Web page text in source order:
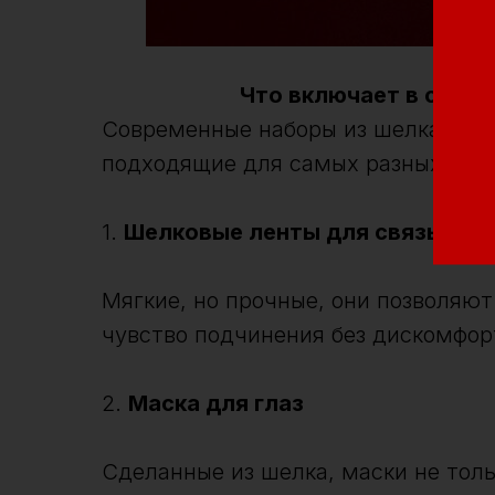
Что включает в
Современные наборы из шелка
подходящие для самых разных
1. Шелковые ленты для
Мягкие, но прочные, они
чувство подчинения без
2. Маска для глаз
Сделанные из шелка, маски не